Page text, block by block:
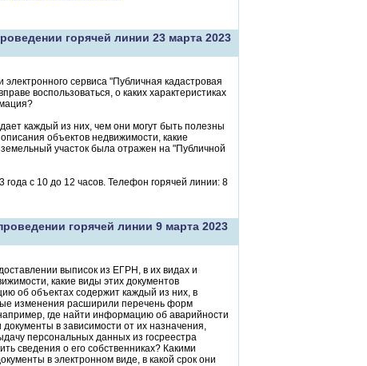
горячей линии 23 марта 2023
сервиса "Публичная кадастровая
воспользоваться, о каких характеристиках
каждый из них, чем они могут быть полезны
объектов недвижимости, какие
участок была отражен на "Публичной
года с 10 до 12 часов. Телефон горячей линии: 8
горячей линии 9 марта 2023
выписок из ЕГРН, в их видах и
какие виды этих документов
об объектах содержит каждый из них, в
изменения расширили перечень форм
где найти информацию об аварийности
в зависимости от их назначения,
персональных данных из госреестра
сведения о его собственниках? Какими
в электронном виде, в какой срок они